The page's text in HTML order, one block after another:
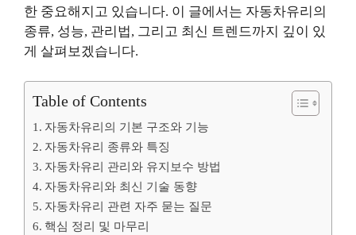
한 중요해지고 있습니다. 이 글에서는 자동차유리의
종류, 성능, 관리법, 그리고 최신 트렌드까지 깊이 있
게 살펴보겠습니다.
Table of Contents
자동차유리의 기본 구조와 기능
자동차유리 종류와 특징
자동차유리 관리와 유지보수 방법
자동차유리와 최신 기술 동향
자동차유리 관련 자주 묻는 질문
핵심 정리 및 마무리